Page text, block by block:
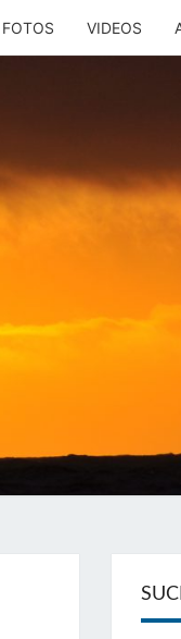
FOTOS VIDEOS